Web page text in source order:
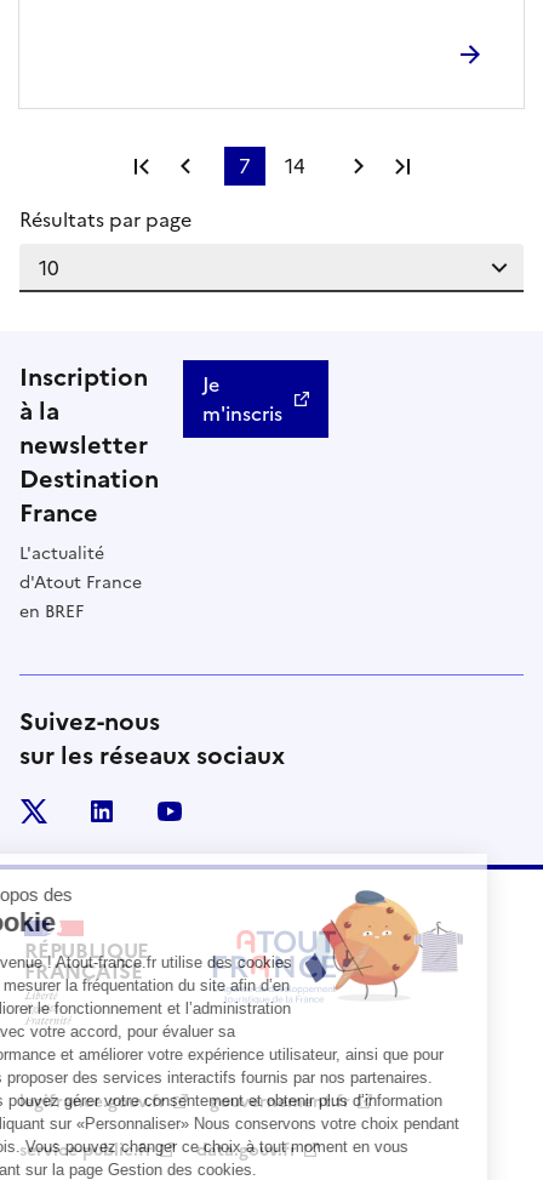
Première page
Page précédente
7 14 Page suivante
Résultats par page
Inscription
à la
newsletter
Destination
France
L'actualité
d'Atout France
en BREF
Je
m'inscris
Suivez-nous
sur les réseaux sociaux
linkedin
RÉPUBLIQUE
FRANÇAISE
legifrance.gouv.fr
gouvernement.fr
service-public.fr
data.gouv.fr